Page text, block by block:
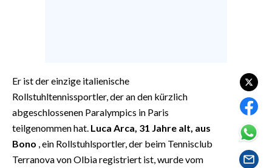
VIDEO
INFO AZIENDE
Er ist der einzige italienische
Rollstuhltennissportler, der an den kürzlich
abgeschlossenen Paralympics in Paris
teilgenommen hat. Luca Arca, 31 Jahre alt, aus
Bono , ein Rollstuhlsportler, der beim Tennisclub
Terranova von Olbia registriert ist, wurde vom